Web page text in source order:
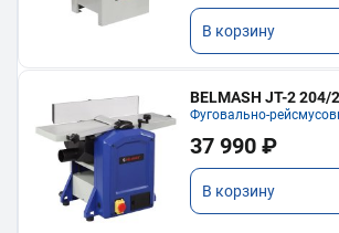
В корзину
BELMASH JT-2 204/
Фуговально-
37 990 ₽
В корзину